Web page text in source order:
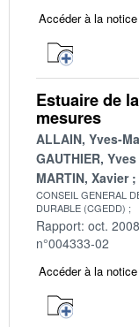
Accéder à la notice
Estuaire de
mesures
ALLAIN, Yves-
GAUTHIER, Yves
MARTIN, Xavier
CONSEIL GENERAL
DURABLE (CGEDD)
Rapport: oct. 2008
n°004333-02
Accéder à la notice